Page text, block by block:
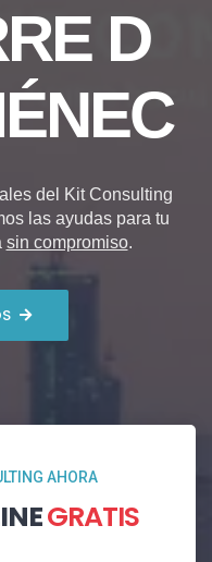
D
del Kit Consulting
las ayudas para tu
sin compromiso.
AHORA
GRATIS